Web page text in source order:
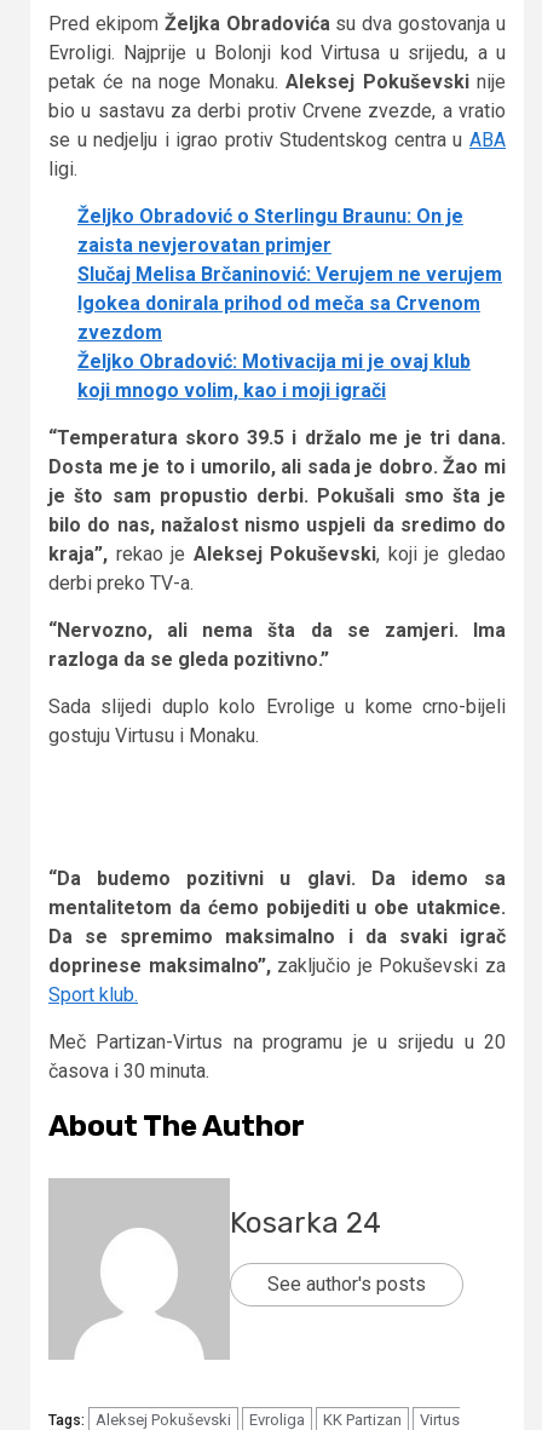
Pred ekipom Željka Obradovićasu dva gostovanja u
Evroligi. Najprije u Bolonji kod Virtusa u srijedu, a u
petak će na noge Monaku.Aleksej Pokuševskinije
bio u sastavu za derbi protiv Crvene zvezde, a vratio
se u nedjelju i igrao protiv Studentskog centra u ABA
ligi.
Željko Obradović o Sterlingu Braunu: On je
zaista nevjerovatan primjer
Slučaj Melisa Brčaninović: Verujem ne verujem
Igokea donirala prihod od meča sa Crvenom
zvezdom
Željko Obradović: Motivacija mi je ovaj klub
koji mnogo volim, kao i moji igrači
“Temperatura skoro 39.5 i držalo me je tri dana.
Dosta me je to i umorilo, ali sada je dobro. Žao mi
je što sam propustio derbi. Pokušali smo šta je
bilo do nas, nažalost nismo uspjeli da sredimo do
kraja”, rekao je Aleksej Pokuševski, koji je gledao
derbi preko TV-a.
“Nervozno, ali nema šta da se zamjeri. Ima
razloga da se gleda pozitivno.”
Sada slijedi duplo kolo Evrolige u kome crno-bijeli
gostuju Virtusu i Monaku.
“Da budemo pozitivni u glavi. Da idemo sa
mentalitetom da ćemo pobijediti u obe utakmice.
Da se spremimo maksimalno i da svaki igrač
doprinese maksimalno”, zaključio je Pokuševski za
Sport klub.
Meč Partizan-Virtus na programu je u srijedu u 20
časova i 30 minuta.
About The Author
Kosarka 24
See author's posts
Tags: Aleksej Pokuševski Evroliga KK Partizan
Virtus